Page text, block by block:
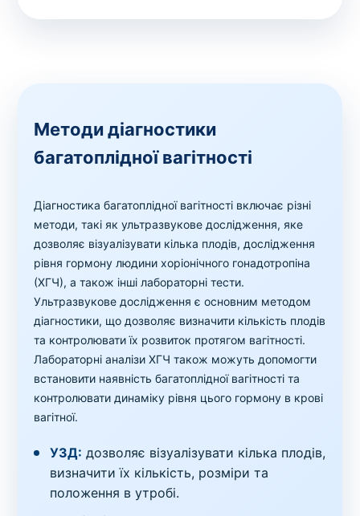
Методи діагностики
багатоплідної вагітності
Діагностика багатоплідної вагітності включає різні
методи, такі як ультразвукове дослідження, яке
дозволяє візуалізувати кілька плодів, дослідження
рівня гормону людини хоріонічного гонадотропіна
(ХГЧ), а також інші лабораторні тести.
Ультразвукове дослідження є основним методом
діагностики, що дозволяє визначити кількість плодів
та контролювати їх розвиток протягом вагітності.
Лабораторні аналізи ХГЧ також можуть допомогти
встановити наявність багатоплідної вагітності та
контролювати динаміку рівня цього гормону в крові
вагітної.
УЗД: дозволяє візуалізувати кілька плодів,
визначити їх кількість, розміри та
положення в утробі.